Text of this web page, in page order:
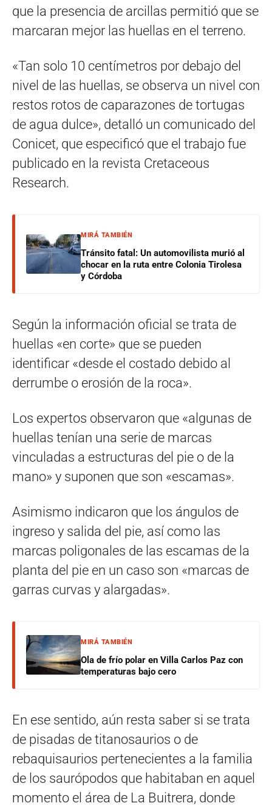
que la presencia de arcillas permitió que se
marcaran mejor las huellas en el terreno.
«Tan solo 10 centímetros por debajo del
nivel de las huellas, se observa un nivel con
restos rotos de caparazones de tortugas
de agua dulce», detalló un comunicado del
Conicet, que especificó que el trabajo fue
publicado en la revista Cretaceous
Research.
MIRÁ TAMBIÉN
Tránsito fatal: Un automovilista murió al
chocar en la ruta entre Colonia Tirolesa
y Córdoba
Según la información oficial se trata de
huellas «en corte» que se pueden
identificar «desde el costado debido al
derrumbe o erosión de la roca».
Los expertos observaron que «algunas de
huellas tenían una serie de marcas
vinculadas a estructuras del pie o de la
mano» y suponen que son «escamas».
Asimismo indicaron que los ángulos de
ingreso y salida del pie, así como las
marcas poligonales de las escamas de la
planta del pie en un caso son «marcas de
garras curvas y alargadas».
MIRÁ TAMBIÉN
Ola de frío polar en Villa Carlos Paz con
temperaturas bajo cero
En ese sentido, aún resta saber si se trata
de pisadas de titanosaurios o de
rebaquisaurios pertenecientes a la familia
de los saurópodos que habitaban en aquel
momento el área de La Buitrera, donde